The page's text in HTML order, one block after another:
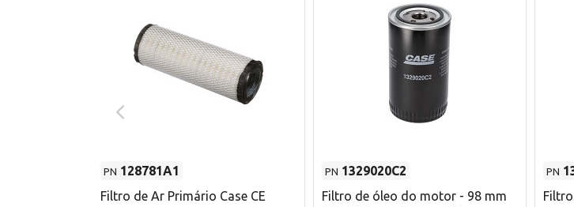
PN 128781A1
Filtro de Ar Primário Case CE
PN 1329020C2
Filtro de óleo do motor - 98 mm
PN